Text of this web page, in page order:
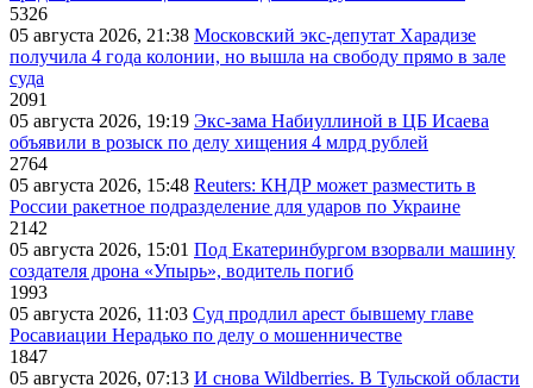
5326
05 августа 2026, 21:38 Московский экс-депутат Харадизе
получила 4 года колонии, но вышла на свободу прямо в зале
суда
2091
05 августа 2026, 19:19 Экс-зама Набиуллиной в ЦБ Исаева
объявили в розыск по делу хищения 4 млрд рублей
2764
05 августа 2026, 15:48 Reuters: КНДР может разместить в
России ракетное подразделение для ударов по Украине
2142
05 августа 2026, 15:01 Под Екатеринбургом взорвали машину
создателя дрона «Упырь», водитель погиб
1993
05 августа 2026, 11:03 Суд продлил арест бывшему главе
Росавиации Нерадько по делу о мошенничестве
1847
05 августа 2026, 07:13 И снова Wildberries. В Тульской области